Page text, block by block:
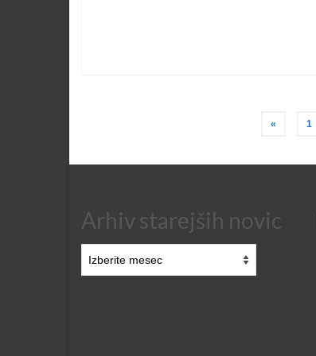
« 1
Arhiv starejših novic
starejših